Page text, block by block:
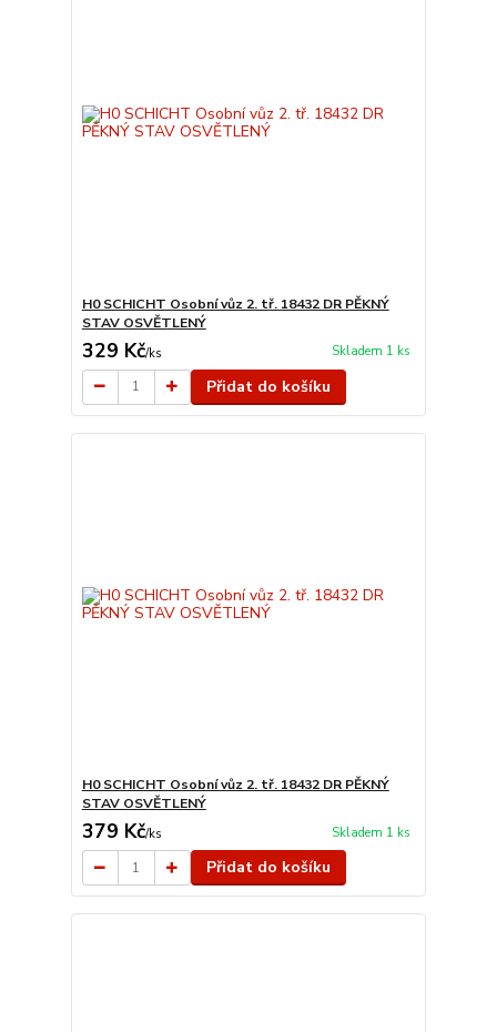
H0 SCHICHT Osobní vůz 2. tř. 18432 DR PĚKNÝ
STAV OSVĚTLENÝ
329 Kč/ks Skladem 1 ks
Přidat do košíku
H0 SCHICHT Osobní vůz 2. tř. 18432 DR PĚKNÝ
STAV OSVĚTLENÝ
379 Kč/ks Skladem 1 ks
Přidat do košíku